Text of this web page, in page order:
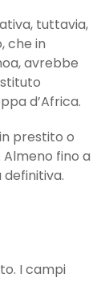
tuttavia,
che in
avrebbe
d’Africa.
prestito o
fino a
I campi